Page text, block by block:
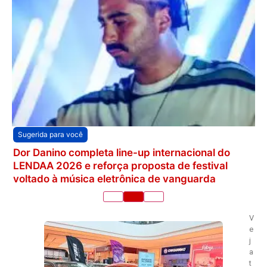
Sugerida para você
Dor Danino completa line-up internacional do
LENDAA 2026 e reforça proposta de festival
voltado à música eletrônica de vanguarda
V
e
j
a
t